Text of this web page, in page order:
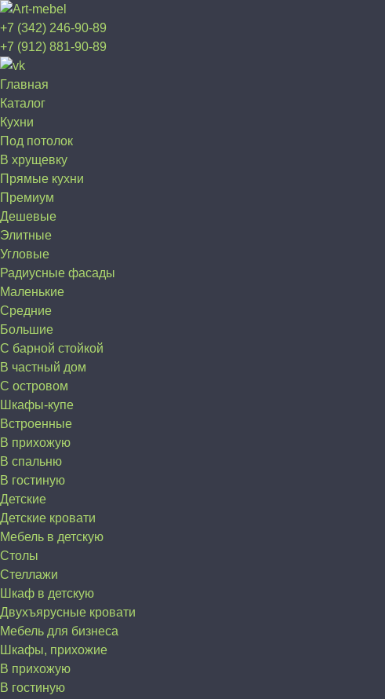
+7 (342) 246-90-89
+7 (912) 881-90-89
Главная
Каталог
Кухни
Под потолок
В хрущевку
Прямые кухни
Премиум
Дешевые
Элитные
Угловые
Радиусные фасады
Маленькие
Средние
Большие
С барной стойкой
В частный дом
C островом
Шкафы-купе
Встроенные
В прихожую
В спальню
В гостиную
Детские
Детские кровати
Мебель в детскую
Столы
Стеллажи
Шкаф в детскую
Двухъярусные кровати
Мебель для бизнеса
Шкафы, прихожие
В прихожую
В гостиную